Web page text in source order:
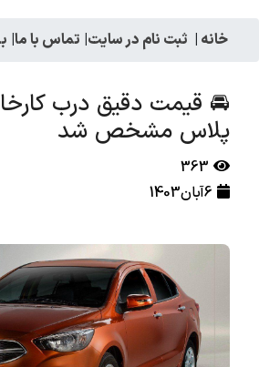
خانه | ثبت نام در سایت| تماس با ما|
🚘 قیمت دقیق درب
پلاس مشخص شد
363
6آبان1403